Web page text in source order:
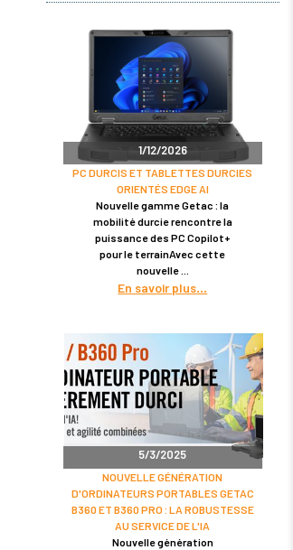
1/12/2026
PC DURCIS ET TABLETTES DURCIES
ORIENTÉS EDGE AI
Nouvelle gamme Getac : la
mobilité durcie rencontre la
puissance des PC Copilot+
pour le terrainAvec cette
nouvelle
En savoir plus
5/3/2025
NOUVELLE GÉNÉRATION
D'ORDINATEURS PORTABLES GETAC
B360 ET B360 PRO : LA ROBUSTESSE
AU SERVICE DE L'IA
Nouvelle génération